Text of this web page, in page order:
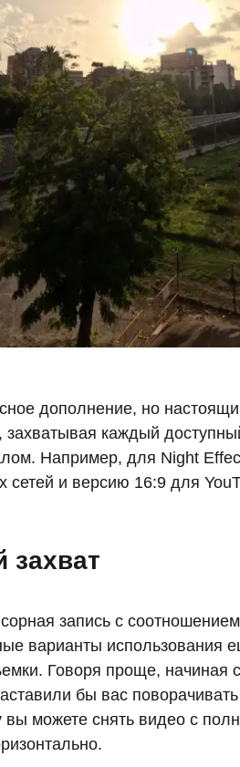
дополнение, но
каждый
Например, для Night
и версию 16:9 для
захват
запись с
варианты
Говоря проще, начиная
бы вас
вы можете снять видео с